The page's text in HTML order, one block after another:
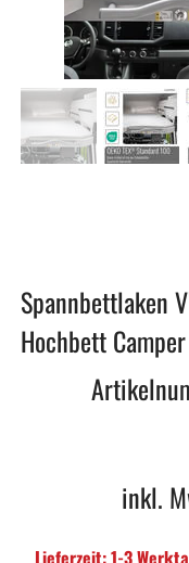
Spannbettlaken
Hochbett
inkl.
Lieferzeit: 1-3